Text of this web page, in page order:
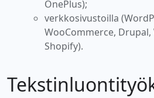
OnePlus);
verkkosivustoilla
WooCommerce, Drupal,
Shopify).